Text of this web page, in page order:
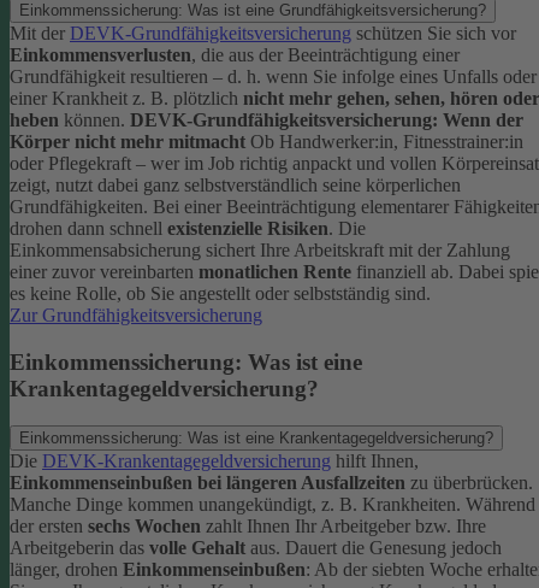
Einkommenssicherung: Was ist eine Grundfähigkeitsversicherung?
Mit der DEVK-Grundfähigkeitsversicherung schützen Sie sich vor
Einkommensverlusten, die aus der Beeinträchtigung einer
Grundfähigkeit resultieren – d. h. wenn Sie infolge eines Unfalls oder
einer Krankheit z. B. plötzlich nicht mehr gehen, sehen, hören oder
heben können. DEVK-Grundfähigkeitsversicherung: Wenn der
Körper nicht mehr mitmacht Ob Handwerker:in, Fitnesstrainer:in
oder Pflegekraft – wer im Job richtig anpackt und vollen
zeigt, nutzt dabei ganz selbstverständlich seine körperlichen
Grundfähigkeiten. Bei einer Beeinträchtigung elementarer
drohen dann schnell existenzielle Risiken. Die
Einkommensabsicherung sichert Ihre Arbeitskraft mit der Zahlung
einer zuvor vereinbarten monatlichen Rente finanziell ab. Dabei
es keine Rolle, ob Sie angestellt oder selbstständig sind.
Zur Grundfähigkeitsversicherung
Einkommenssicherung: Was ist eine
Krankentagegeldversicherung?
Einkommenssicherung: Was ist eine Krankentagegeldversicherung?
Die DEVK-Krankentagegeldversicherung hilft Ihnen,
Einkommenseinbußen bei längeren Ausfallzeiten zu überbrücken.
Manche Dinge kommen unangekündigt, z. B. Krankheiten. Während
der ersten sechs Wochen zahlt Ihnen Ihr Arbeitgeber bzw. Ihre
Arbeitgeberin das volle Gehalt aus. Dauert die Genesung jedoch
länger, drohen Einkommenseinbußen: Ab der siebten Woche